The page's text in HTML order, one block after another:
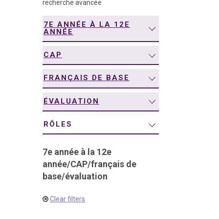
recherche avancée
7E ANNÉE À LA 12E
ANNÉE
CAP
FRANÇAIS DE BASE
ÉVALUATION
RÔLES
7e année à la 12e
année/CAP/français de
base/évaluation
Clear filters